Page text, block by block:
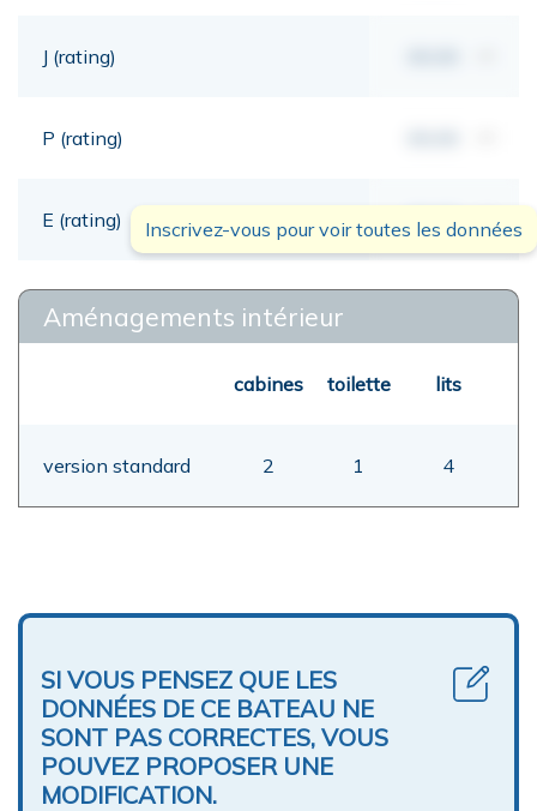
J (rating)
P (rating)
E (rating) 00,00
Inscrivez-vous pour voir toutes les données
Aménagements intérieur
cabines toilette lits
version standard 2 1 4
SI VOUS PENSEZ QUE LES
DONNÉES DE CE BATEAU NE
SONT PAS CORRECTES, VOUS
POUVEZ PROPOSER UNE
MODIFICATION.